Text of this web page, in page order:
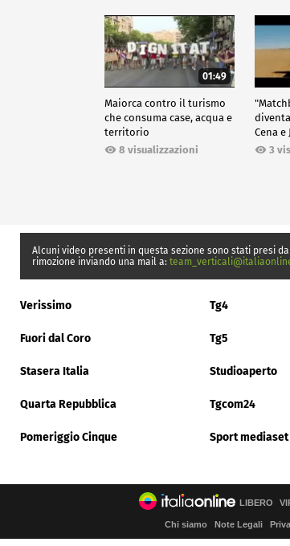
01:49
Maiorca contro il turismo
che consuma case, acqua e
territorio
8 visualizzazioni
Cena e
3
Alcuni video presenti in questa sezione sono stati presi
rimozione inviando una mail a:
Verissimo Tg4
Fuori dal Coro Tg5
Stasera Italia Studioaperto
Quarta Repubblica Tgcom24
Pomeriggio Cinque Sport mediaset
LIBERO
Chi siamo Note Legali